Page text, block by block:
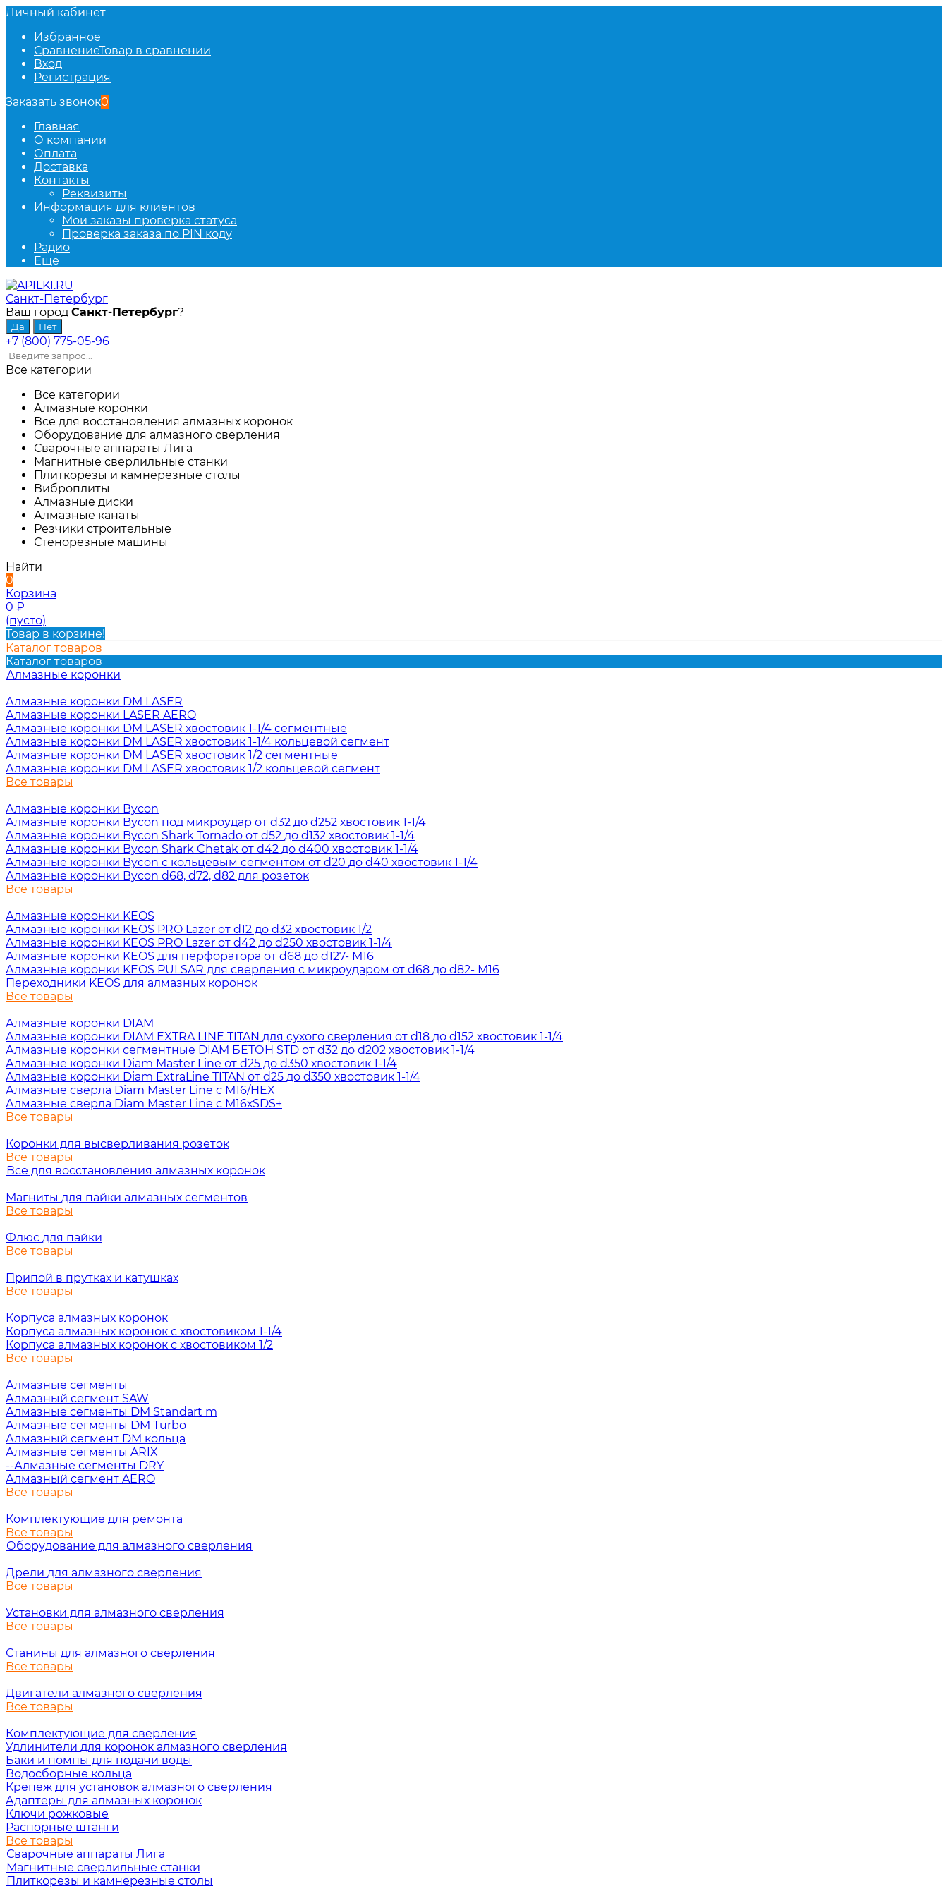
Личный кабинет
Избранное
СравнениеТовар в сравнении
Вход
Регистрация
Заказать звонок0
Главная
О компании
Оплата
Доставка
Контакты
Реквизиты
Информация для клиентов
Мои заказы проверка статуса
Проверка заказа по PIN коду
Радио
Еще
Санкт-Петербург
Ваш город Санкт-Петербург?
+7 (800) 775-05-96
Все категории
Все категории
Алмазные коронки
Все для восстановления алмазных коронок
Оборудование для алмазного сверления
Сварочные аппараты Лига
Магнитные сверлильные станки
Плиткорезы и камнерезные столы
Виброплиты
Алмазные диски
Алмазные канаты
Резчики строительные
Стенорезные машины
Найти
0
Корзина
0 ₽
(пусто)
Товар в корзине!
Каталог товаров
Каталог товаров
Алмазные коронки
Алмазные коронки DM LASER
Алмазные коронки LASER AERO
Алмазные коронки DM LASER хвостовик 1-1/4 сегментные
Алмазные коронки DM LASER хвостовик 1-1/4 кольцевой сегмент
Алмазные коронки DM LASER хвостовик 1/2 сегментные
Алмазные коронки DM LASER хвостовик 1/2 кольцевой сегмент
Все товары
Алмазные коронки Bycon
Алмазные коронки Bycon под микроудар от d32 до d252 хвостовик 1-1/4
Алмазные коронки Bycon Shark Tornado от d52 до d132 хвостовик 1-1/4
Алмазные коронки Bycon Shark Chetak от d42 до d400 хвостовик 1-1/4
Алмазные коронки Bycon с кольцевым сегментом от d20 до d40 хвостовик 1-1/4
Алмазные коронки Bycon d68, d72, d82 для розеток
Все товары
Алмазные коронки KEOS
Алмазные коронки KEOS PRO Lazer от d12 до d32 хвостовик 1/2
Алмазные коронки KEOS PRO Lazer от d42 до d250 хвостовик 1-1/4
Алмазные коронки KEOS для перфоратора от d68 до d127- М16
Алмазные коронки KEOS PULSAR для сверления с микроударом от d68 до d82- М16
Переходники KEOS для алмазных коронок
Все товары
Алмазные коронки DIAM
Алмазные коронки DIAM EXTRA LINE TITAN для сухого сверления от d18 до d152 хвостовик 1-1/4
Алмазные коронки сегментные DIAM БЕТОН STD от d32 до d202 хвостовик 1-1/4
Алмазные коронки Diam Master Line от d25 до d350 хвостовик 1-1/4
Алмазные коронки Diam ExtraLine ТITAN от d25 до d350 хвостовик 1-1/4
Алмазные сверла Diam Master Line с М16/HEX
Алмазные сверла Diam Master Line с М16хSDS+
Все товары
Коронки для высверливания розеток
Все товары
Все для восстановления алмазных коронок
Магниты для пайки алмазных сегментов
Все товары
Флюс для пайки
Все товары
Припой в прутках и катушках
Все товары
Корпуса алмазных коронок
Корпуса алмазных коронок с хвостовиком 1-1/4
Корпуса алмазных коронок с хвостовиком 1/2
Все товары
Алмазные сегменты
Алмазный сегмент SAW
Алмазные сегменты DM Standart m
Алмазные сегменты DM Turbo
Алмазный сегмент DM кольца
Алмазные сегменты ARIX
--Алмазные сегменты DRY
Алмазный сегмент AERO
Все товары
Комплектующие для ремонта
Все товары
Оборудование для алмазного сверления
Дрели для алмазного сверления
Все товары
Установки для алмазного сверления
Все товары
Станины для алмазного сверления
Все товары
Двигатели алмазного сверления
Все товары
Комплектующие для сверления
Удлинители для коронок алмазного сверления
Баки и помпы для подачи воды
Водосборные кольца
Крепеж для установок алмазного сверления
Адаптеры для алмазных коронок
Ключи рожковые
Распорные штанги
Все товары
Сварочные аппараты Лига
Магнитные сверлильные станки
Плиткорезы и камнерезные столы